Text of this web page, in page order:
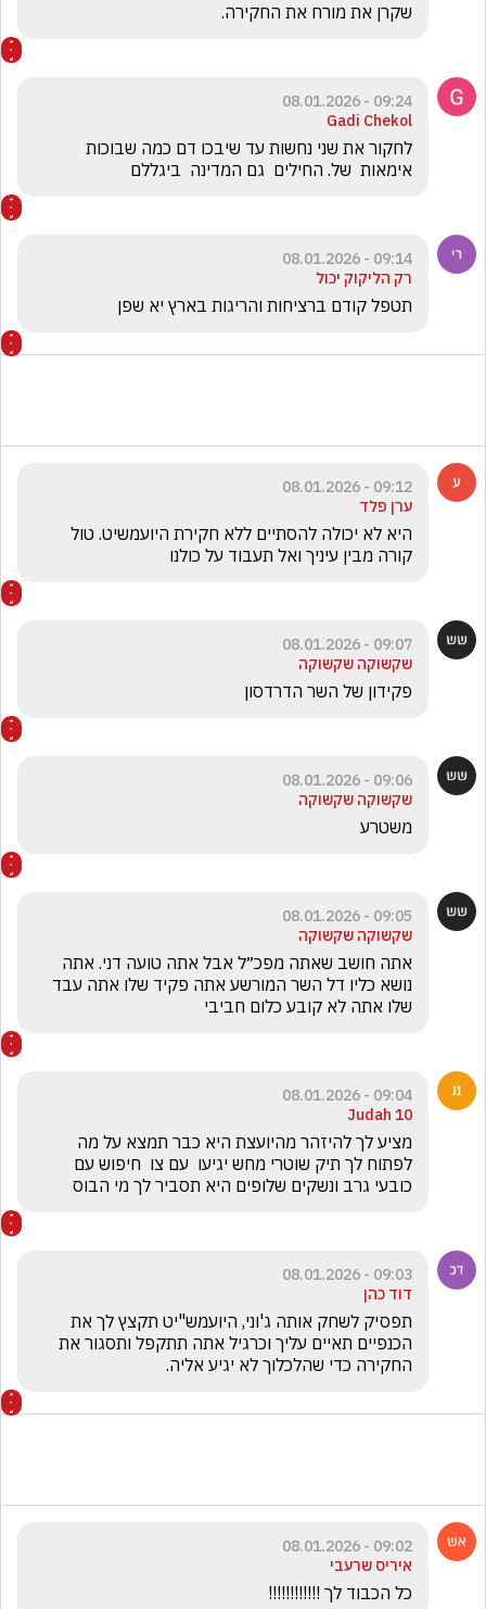
שקרן את מורח את החקירה.
09:24 - 08.01.2026
Gadi Chekol
אימאות  של. החילים  גם המדינה  ביגללם
09:14 - 08.01.2026
רק הליקוק יכול
תטפל קודם ברציחות והריגות בארץ יא שפן
09:12 - 08.01.2026
ערן פלד
קורה מבין עיניך ואל תעבוד על כולנו
09:07 - 08.01.2026
שקשוקה שקשוקה
פקידון של השר הדרדסון
09:06 - 08.01.2026
שקשוקה שקשוקה
משטרע
09:05 - 08.01.2026
שקשוקה שקשוקה
שלו אתה לא קובע כלום חביבי
09:04 - 08.01.2026
Judah 10
כובעי גרב ונשקים שלופים היא תסביר לך מי הבוס
09:03 - 08.01.2026
דוד כהן
החקירה כדי שהלכלוך לא יגיע אליה.
09:02 - 08.01.2026
איריס שרעבי
כל הכבוד לך !!!!!!!!!!!!